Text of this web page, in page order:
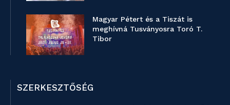
Magyar Pétert és a Tiszát is
meghívná Tusványosra Toró T.
Tibor
SZERKESZTŐSÉG